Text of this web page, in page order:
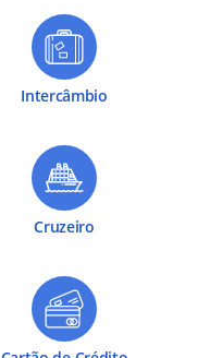
Intercâmbio
Cruzeiro